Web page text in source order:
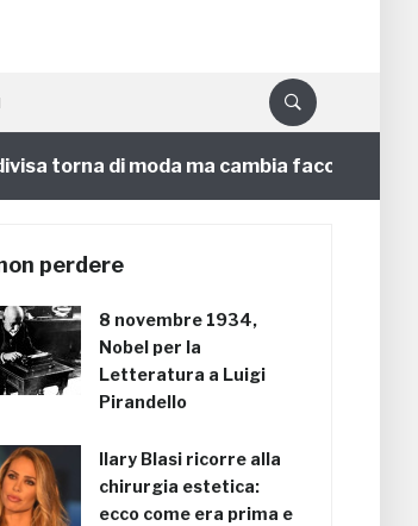
di moda ma cambia faccia
perdere
8 novembre 1934,
Nobel per la
Letteratura a Luigi
Pirandello
Ilary Blasi ricorre alla
chirurgia estetica:
ecco come era prima e